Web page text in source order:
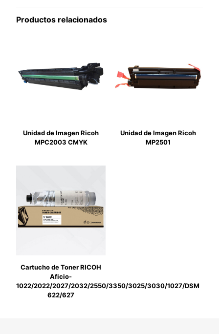
Productos relacionados
Unidad de Imagen Ricoh
MPC2003 CMYK
Unidad de Imagen Ricoh
MP2501
Cartucho de Toner RICOH
Aficio-
1022/2022/2027/2032/2550/3350/3025/3030/1027/DSM
622/627